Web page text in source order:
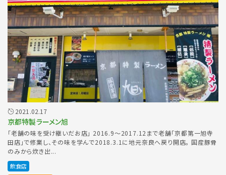
2021.02.17
京都特製ラーメン旭
「老舗の味を受け継いだお店」 2016.9〜2017.12まで老舗「京都第一旭寺
田店」で修業し、その味を学んで2018.3.1に地元奈良へ戻り開店。 国産豚骨
のみから炊き出...
飲食店